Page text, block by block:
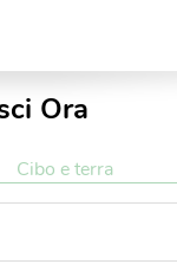
Ora
Cibo e terra